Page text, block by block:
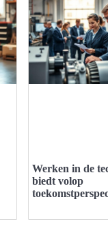
Werken in de
biedt volop